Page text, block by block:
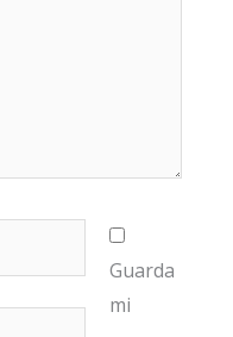
Guarda
mi